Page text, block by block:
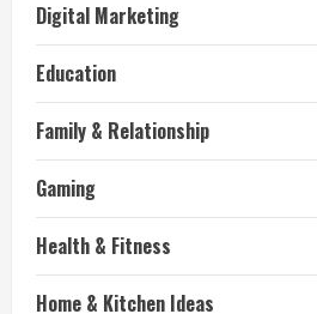
Digital Marketing
Education
Family & Relationship
Gaming
Health & Fitness
Home & Kitchen Ideas